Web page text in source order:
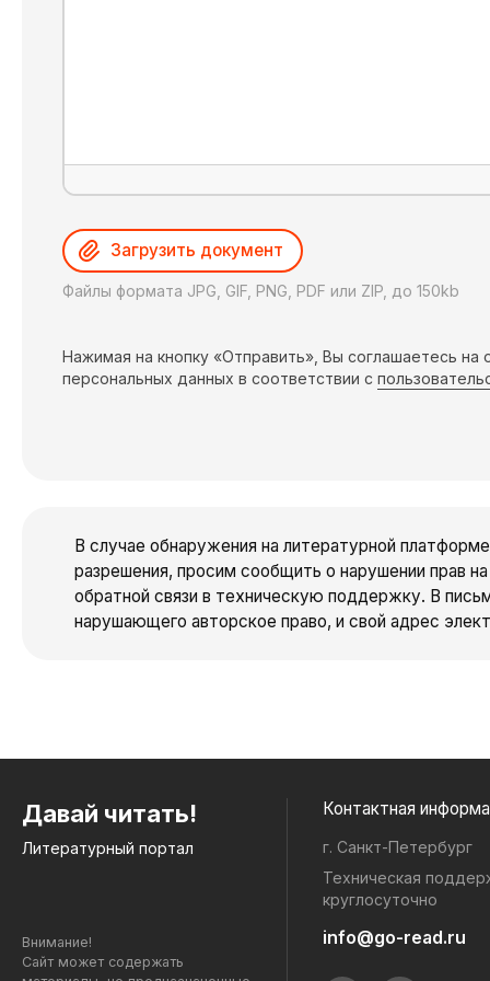
Загрузить документ
Файлы формата JPG, GIF, PNG, PDF или ZIP, до 150kb
Нажимая на кнопку «Отправить», Вы соглашаетесь на
персональных данных в соответствии с
В случае обнаружения на литературной
разрешения, просим сообщить о нарушении прав
обратной связи в техническую поддержку. В
нарушающего авторское право, и свой адрес
Давай читать!
Литературный портал
Внимание!
Сайт может содержать
Контактная
г. Санкт-Петербург
Техническая
круглосуточно
info@go-read.ru